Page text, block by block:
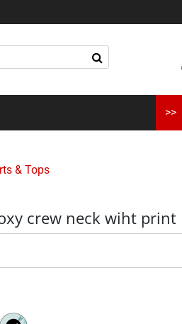
& Tops
crew neck wiht print